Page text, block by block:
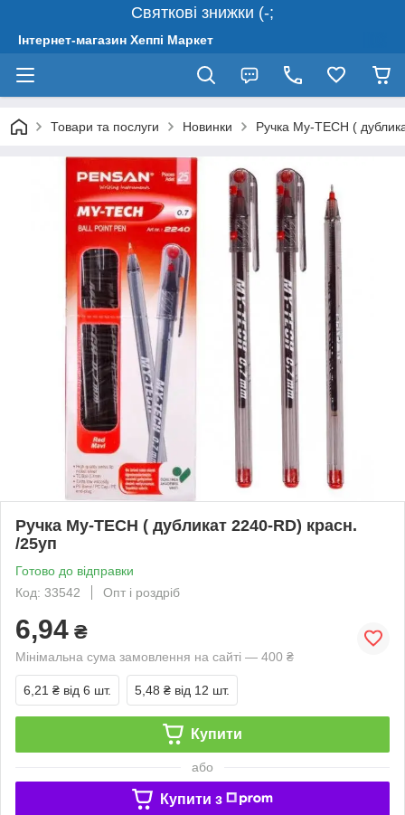
Святкові знижки (-;
Інтернет-магазин Хеппі Маркет
Товари та послуги Новинки Ручка My-TECH (
Ручка My-TECH ( дубликат 2240-RD) красн.
/25уп
Готово до відправки
Код: 33542
Опт і роздріб
6,94 ₴
Мінімальна сума замовлення на сайті — 400 ₴
6,21 ₴ від 6 шт. 5,48 ₴ від 12 шт.
Купити
або
Купити з